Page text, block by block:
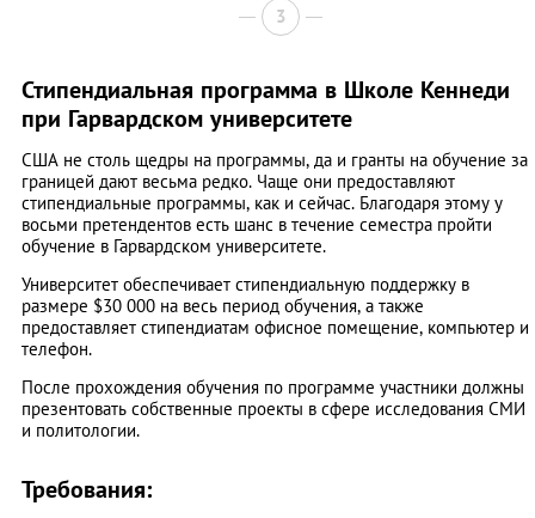
3
Стипендиальная программа в Школе Кеннеди
при Гарвардском университете
США не столь щедры на программы, да и гранты на обучение за
границей дают весьма редко. Чаще они предоставляют
стипендиальные программы, как и сейчас. Благодаря этому у
восьми претендентов есть шанс в течение семестра пройти
обучение в Гарвардском университете.
Университет обеспечивает стипендиальную поддержку в
размере $30 000 на весь период обучения, а также
предоставляет стипендиатам офисное помещение, компьютер и
телефон.
После прохождения обучения по программе участники должны
презентовать собственные проекты в сфере исследования СМИ
и политологии.
Требования: